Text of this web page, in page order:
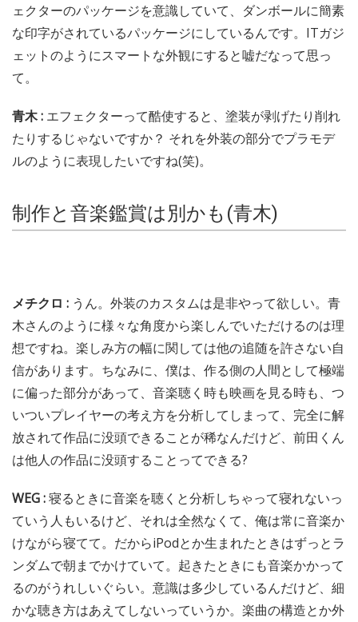
ェクターのパッケージを意識していて、ダンボールに簡素
な印字がされているパッケージにしているんです。ITガジ
ェットのようにスマートな外観にすると嘘だなって思っ
て。
青木 : エフェクターって酷使すると、塗装が剥げたり削れ
たりするじゃないですか？ それを外装の部分でプラモデ
ルのように表現したいですね(笑)。
制作と音楽鑑賞は別かも(青木)
メチクロ : うん。外装のカスタムは是非やって欲しい。青
木さんのように様々な角度から楽しんでいただけるのは理
想ですね。楽しみ方の幅に関しては他の追随を許さない自
信があります。ちなみに、僕は、作る側の人間として極端
に偏った部分があって、音楽聴く時も映画を見る時も、つ
いついプレイヤーの考え方を分析してしまって、完全に解
放されて作品に没頭できることが稀なんだけど、前田くん
は他人の作品に没頭することってできる?
WEG :寝るときに音楽を聴くと分析しちゃって寝れないっ
ていう人もいるけど、それは全然なくて、俺は常に音楽か
けながら寝てて。だからiPodとか生まれたときはずっとラ
ンダムで朝までかけていて。起きたときにも音楽かかって
るのがうれしいぐらい。意識は多少しているんだけど、細
かな聴き方はあえてしないっていうか。楽曲の構造とか外